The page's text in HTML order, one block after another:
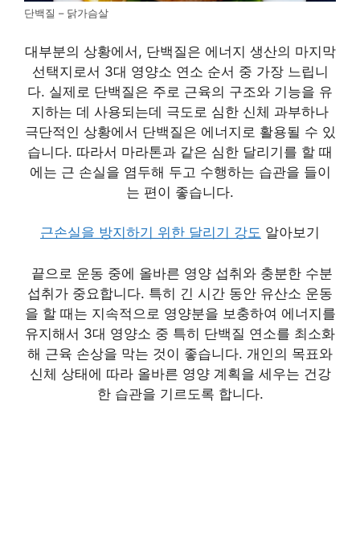
단백질 – 닭가슴살
대부분의 상황에서, 단백질은 에너지 생산의 마지막
선택지로서 3대 영양소 연소 순서 중 가장 느립니
다. 실제로 단백질은 주로 근육의 구조와 기능을 유
지하는 데 사용되는데 극도로 심한 신체 과부하나
극단적인 상황에서 단백질은 에너지로 활용될 수 있
습니다. 따라서 마라톤과 같은 심한 달리기를 할 때
에는 근 손실을 염두해 두고 수행하는 습관을 들이
는 편이 좋습니다.
근손실을 방지하기 위한 달리기 강도 알아보기
끝으로 운동 중에 올바른 영양 섭취와 충분한 수분
섭취가 중요합니다. 특히 긴 시간 동안 유산소 운동
을 할 때는 지속적으로 영양분을 보충하여 에너지를
유지해서 3대 영양소 중 특히 단백질 연소를 최소화
해 근육 손상을 막는 것이 좋습니다. 개인의 목표와
신체 상태에 따라 올바른 영양 계획을 세우는 건강
한 습관을 기르도록 합니다.